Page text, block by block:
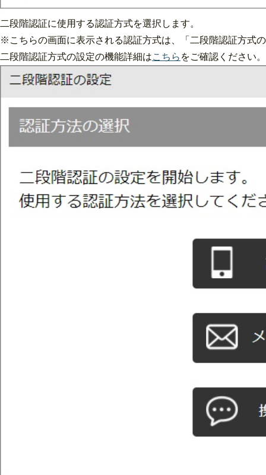
二段階認証に使用する認証方式を選択します。
※こちらの画面に表示される認証方式は、「二段階認証方式
二段階認証方式の設定の機能詳細はこちら をご確認ください。